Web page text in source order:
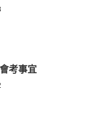
考事宜